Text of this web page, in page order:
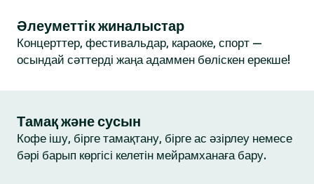
Әлеуметтік жиналыстар
Концерттер, фестивальдар, караоке, спорт —
осындай сәттерді жаңа адаммен бөліскен ерекше!
Тамақ және сусын
Кофе ішу, бірге тамақтану, бірге ас әзірлеу немесе
бәрі барып көргісі келетін мейрамханаға бару.